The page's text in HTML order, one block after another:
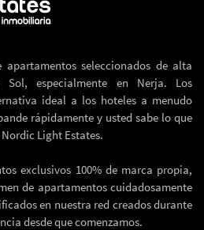
apartamentos seleccionados de alta
especialmente en Nerja. Los
ideal a los hoteles a menudo
rápidamente y usted sabe lo que
Light Estates.
exclusivos 100% de marca propia,
de apartamentos cuidadosamente
en nuestra red creados durante
desde que comenzamos.